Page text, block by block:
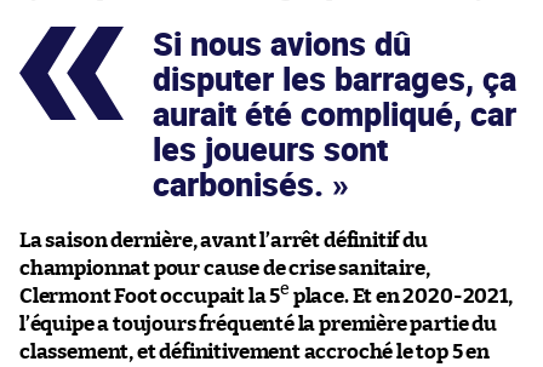
Si nous avions dû
disputer les barrages, ça
aurait été compliqué, car
les joueurs sont
carbonisés.
La saison dernière, avant l’arrêt définitif du
championnat pour cause de crise sanitaire,
Clermont Foot occupait la 5e place. Et en 2020-2021,
l’équipe a toujours fréquenté la première partie du
classement, et définitivement accroché le top 5 en